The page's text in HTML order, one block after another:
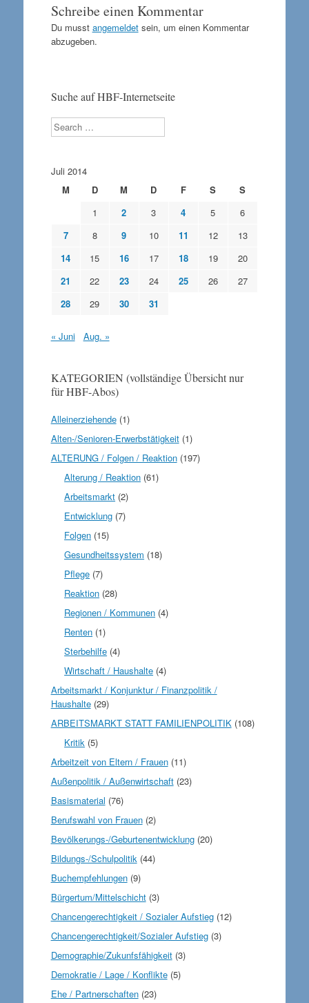
Schreibe einen Kommentar
Du musst angemeldetsein, um einen Kommentar
abzugeben.
Suche auf HBF-Internetseite
Search
Juli 2014
M
D M D F S
S
1
2 3 4 5
6
7
8 9 10 11 12
13
14
15 16 17 18 19
20
21
22 23 24 25 26
27
28
29 30 31
« Juni Aug. »
KATEGORIEN (vollständige Übersicht nur
für HBF-Abos)
Alleinerziehende(1)
Alten-/Senioren-Erwerbstätigkeit(1)
ALTERUNG / Folgen / Reaktion(197)
Alterung / Reaktion (61)
Arbeitsmarkt (2)
Entwicklung (7)
Folgen (15)
Gesundheitssystem (18)
Pflege (7)
Reaktion (28)
Regionen / Kommunen (4)
Renten (1)
Sterbehilfe (4)
Wirtschaft / Haushalte (4)
Arbeitsmarkt / Konjunktur / Finanzpolitik /
Haushalte(29)
ARBEITSMARKT STATT FAMILIENPOLITIK(108)
Kritik (5)
Arbeitzeit von Eltern / Frauen(11)
Außenpolitik / Außenwirtschaft(23)
Basismaterial (76)
Berufswahl von Frauen(2)
Bevölkerungs-/Geburtenentwicklung(20)
Bildungs-/Schulpolitik(44)
Buchempfehlungen(9)
Bürgertum/Mittelschicht(3)
Chancengerechtigkeit / Sozialer Aufstieg(12)
Chancengerechtigkeit/Sozialer Aufstieg(3)
Demographie/Zukunfsfähigkeit(3)
Demokratie / Lage / Konflikte(5)
Ehe / Partnerschaften(23)